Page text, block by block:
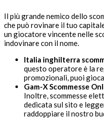
Il più grande nemico dello
che può rovinare il tuo
un giocatore vincente nelle
indovinare con il nome.
Italia inghilterra
questo operatore è la
promozionali, puoi
Gam-X Scommesse
Inoltre, scommesse
dedicata sul sito e
raddoppiare il nostro